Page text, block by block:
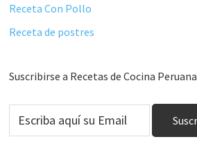
Receta Con Pollo
Receta de postres
Suscribirse a Recetas de Cocina Peruana